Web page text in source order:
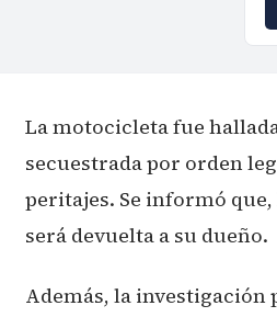
La motocicleta fue
secuestrada por orden
peritajes. Se informó
será devuelta a su dueño.
Además, la